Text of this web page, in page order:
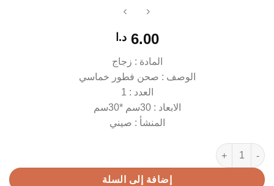
6.00 د.ا
المادة : زجاج
الوصف : صحن فطور خماسي
العدد : 1
الابعاد : 30سم *30سم
المنشأ : صيني
كمية صحن فطور خماسي
إضافة إلى السلة